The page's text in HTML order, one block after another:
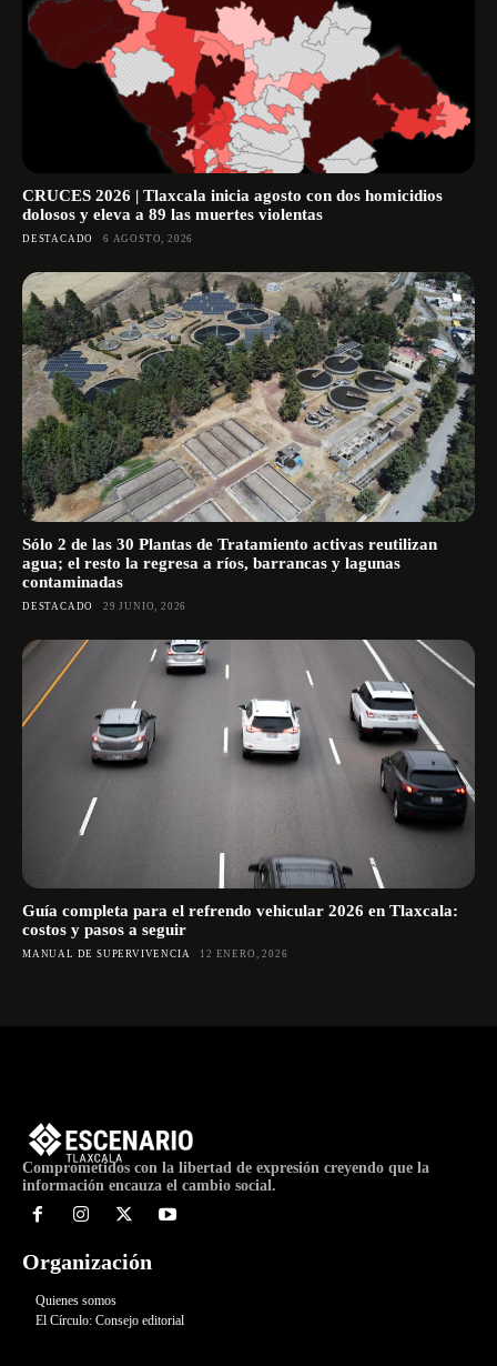
CRUCES 2026 | Tlaxcala inicia agosto con dos homicidios
dolosos y eleva a 89 las muertes violentas
DESTACADO 6 AGOSTO, 2026
Sólo 2 de las 30 Plantas de Tratamiento activas reutilizan
agua; el resto la regresa a ríos, barrancas y lagunas
contaminadas
DESTACADO 29 JUNIO, 2026
Guía completa para el refrendo vehicular 2026 en Tlaxcala:
costos y pasos a seguir
MANUAL DE SUPERVIVENCIA 12 ENERO, 2026
Comprometidos con la libertad de expresión creyendo que la
información encauza el cambio social.
Organización
Quienes somos
El Círculo: Consejo editorial